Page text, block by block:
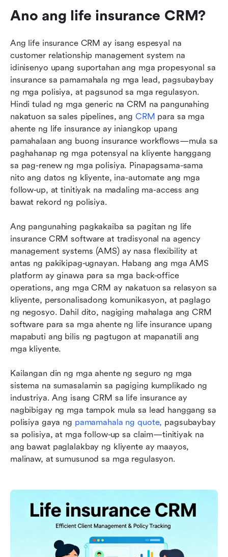
Ano ang life insurance CRM?
Ang life insurance CRM ay isang espesyal na
customer relationship management system na
idinisenyo upang suportahan ang mga propesyonal sa
insurance sa pamamahala ng mga lead, pagsubaybay
ng mga polisiya, at pagsunod sa mga regulasyon.
Hindi tulad ng mga generic na CRM na pangunahing
nakatuon sa sales pipelines, ang CRM para sa mga
ahente ng life insurance ay iniangkop upang
pamahalaan ang buong insurance workflows—mula sa
paghahanap ng mga potensyal na kliyente hanggang
sa pag-renew ng mga polisiya. Pinapagsama-sama
nito ang datos ng kliyente, ina-automate ang mga
follow-up, at tinitiyak na madaling ma-access ang
bawat rekord ng polisiya.
Ang pangunahing pagkakaiba sa pagitan ng life
insurance CRM software at tradisyonal na agency
management systems (AMS) ay nasa flexibility at
antas ng pakikipag-ugnayan. Habang ang mga AMS
platform ay ginawa para sa mga back-office
operations, ang mga CRM ay nakatuon sa relasyon sa
kliyente, personalisadong komunikasyon, at paglago
ng negosyo. Dahil dito, nagiging mahalaga ang CRM
software para sa mga ahente ng life insurance upang
mapabuti ang bilis ng pagtugon at mapanatili ang
mga kliyente.
Kailangan din ng mga ahente ng seguro ng mga
sistema na sumasalamin sa pagiging kumplikado ng
industriya. Ang isang CRM sa life insurance ay
nagbibigay ng mga tampok mula sa lead hanggang sa
polisiya gaya ng pamamahala ng quote, pagsubaybay
sa polisiya, at mga follow-up sa claim—tinitiyak na
ang bawat paglalakbay ng kliyente ay maayos,
malinaw, at sumusunod sa mga regulasyon.